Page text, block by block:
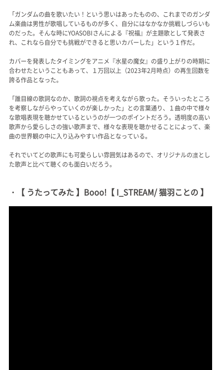
「ガンダムの曲を歌いたい！という思いはあったものの、これまでのガンダ
ム楽曲は男性が歌唱しているものが多く、自分にはなかなか挑戦しづらいも
のだった。そんな時にYOASOBIさんによる『祝福』が主題歌として発表さ
れ、これなら自分でも挑戦ができると思いカバーした」という１作だ。
カバーを発表したタイミングをアニメ『水星の魔女』の盛り上がりの時期に
合わせたということもあって、１万回以上（2023年2月時点）の再生回数を
誇る作品となった。
「誰目線の歌詞なのか、歌詞の視点を考えながら歌った。そういったところ
を考察しながらやっていくのが楽しかった」との言葉通り、１曲の中で様々
な歌唱表現を聴かせているというのが一つのポイントだろう。透明度の高い
歌声から愛らしさの強い歌声まで、様々な表現を聴かせることによって、楽
曲の世界観の中に入り込みやすい作品となっている。
それでいてどの歌声にも可愛らしい雰囲気はあるので、オリジナルの凛とし
た歌声と比べて聴くのも面白いだろう。
・【 うたってみた 】Booo!【 I_STREAM/ 猫羽ことの 】